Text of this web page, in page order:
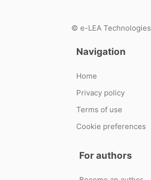
© e-LEA Technologies
Navigation
Home
Privacy policy
Terms of use
Cookie preferences
For authors